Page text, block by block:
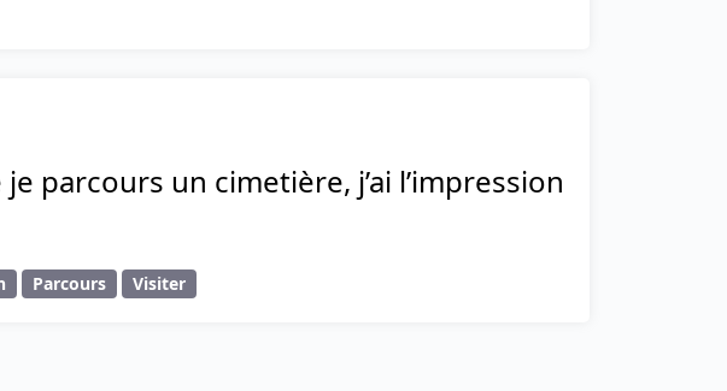
parcours un cimetière, j’ai l’impression
Parcours Visiter